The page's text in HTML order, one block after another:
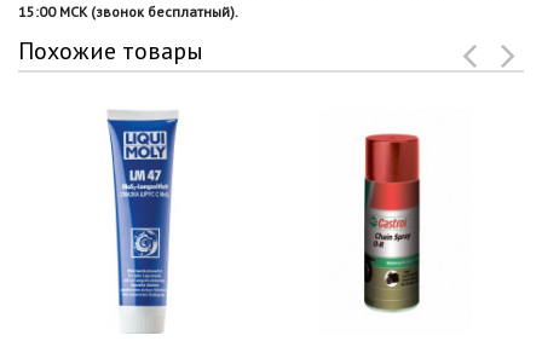
15:00 МСК (звонок бесплатный).
Похожие товары